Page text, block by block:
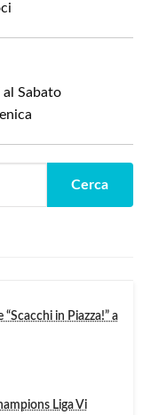
Sabato
in Piazza!” a
Liga Vi